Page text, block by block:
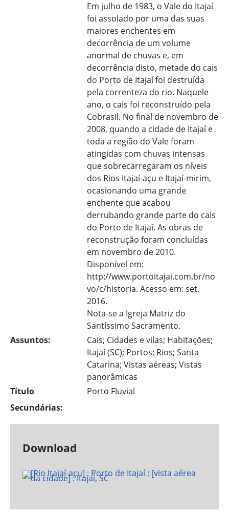
Em julho de 1983, o Vale do Itajaí
foi assolado por uma das suas
maiores enchentes em
decorrência de um volume
anormal de chuvas e, em
decorrência disto, metade do cais
do Porto de Itajaí foi destruída
pela correnteza do rio. Naquele
ano, o cais foi reconstruído pela
Cobrasil. No final de novembro de
2008, quando a cidade de Itajaí e
toda a região do Vale foram
atingidas com chuvas intensas
que sobrecarregaram os níveis
dos Rios Itajaí-açu e Itajaí-mirim,
ocasionando uma grande
enchente que acabou
derrubando grande parte do cais
do Porto de Itajaí. As obras de
reconstrução foram concluídas
em novembro de 2010.
Disponível em:
http://www.portoitajai.com.br/no
vo/c/historia. Acesso em: set.
2016.
Nota-se a Igreja Matriz do
Santíssimo Sacramento.
Assuntos:
Cais; Cidades e vilas; Habitações;
Itajaí (SC); Portos; Rios; Santa
Catarina; Vistas aéreas; Vistas
panorâmicas
Título
Secundárias:
Porto Fluvial
Download